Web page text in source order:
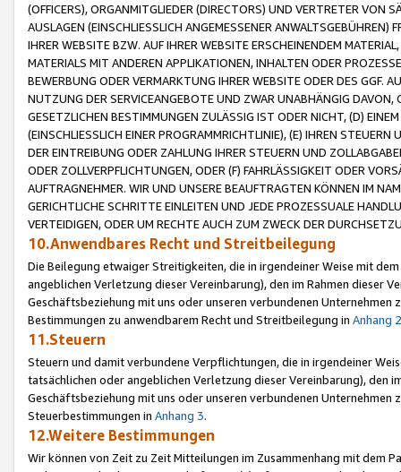
(OFFICERS), ORGANMITGLIEDER (DIRECTORS) UND VERTRETER VON
AUSLAGEN (EINSCHLIESSLICH ANGEMESSENER
IHRER WEBSITE BZW. AUF IHRER WEBSITE ERSCHEINENDEM
MATERIALS MIT ANDEREN APPLIKATIONEN, INHALTEN ODER
BEWERBUNG ODER VERMARKTUNG IHRER WEBSITE ODER DES GGF.
NUTZUNG DER SERVICEANGEBOTE UND ZWAR UNABHÄNGIG
GESETZLICHEN BESTIMMUNGEN ZULÄSSIG IST ODER NICHT, (D)
(EINSCHLIESSLICH EINER PROGRAMMRICHTLINIE), (E) IHREN
DER EINTREIBUNG ODER ZAHLUNG IHRER STEUERN UND
ODER ZOLLVERPFLICHTUNGEN, ODER (F) FAHRLÄSSIGKEIT ODER
AUFTRAGNEHMER. WIR UND UNSERE BEAUFTRAGTEN KÖNNEN IM
GERICHTLICHE SCHRITTE EINLEITEN UND JEDE PROZESSUALE
VERTEIDIGEN, ODER UM RECHTE AUCH ZUM ZWECK DER
10.Anwendbares Recht und Streitbeilegung
Die Beilegung etwaiger Streitigkeiten, die in irgendeiner Weise mit
angeblichen Verletzung dieser Vereinbarung), den im Rahmen dieser
Geschäftsbeziehung mit uns oder unseren verbundenen
Bestimmungen zu anwendbarem Recht und Streitbeilegung in Anhang 2
11.Steuern
Steuern und damit verbundene Verpflichtungen, die in irgendeiner
tatsächlichen oder angeblichen Verletzung dieser Vereinbarung), den
Geschäftsbeziehung mit uns oder unseren verbundenen
Steuerbestimmungen in Anhang 3.
12.Weitere Bestimmungen
Wir können von Zeit zu Zeit Mitteilungen im Zusammenhang mit dem